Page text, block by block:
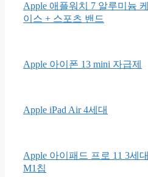
Apple 애플워치 7 알루미늄 케
이스 + 스포츠 밴드
Apple 아이폰 13 mini 자급제
Apple iPad Air 4세대
Apple 아이패드 프로 11 3세대
M1칩